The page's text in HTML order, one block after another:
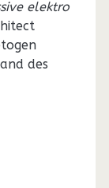
elektro
des